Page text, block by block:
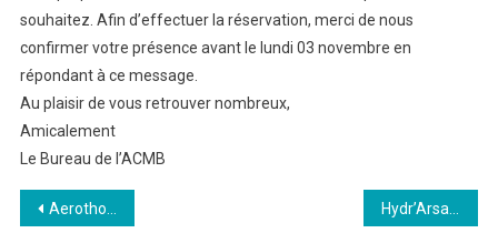
souhaitez. Afin d’effectuer la réservation, merci de nous
confirmer votre présence avant le lundi 03 novembre en
répondant à ce message.
Au plaisir de vous retrouver nombreux,
Amicalement
Le Bureau de l’ACMB
Navigation
Aerothon 2025